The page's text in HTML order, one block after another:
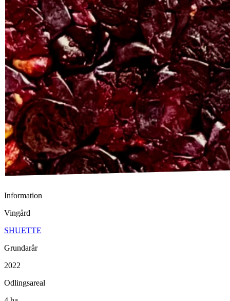
Information
Vingård
SHUETTE
Grundarår
2022
Odlingsareal